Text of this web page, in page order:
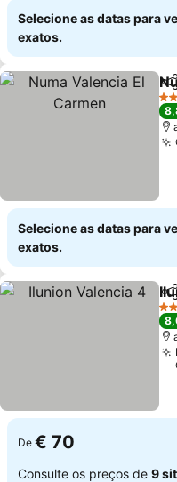
Selecione as datas para
exatos.
4
Selecione as datas para
exatos.
4
De € 70
Consulte os preços de 9